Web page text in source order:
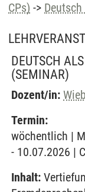
CPs) ->
DEUTSCH
(SEMINAR)
Dozent/in:
Termin:
wöchentlich |
- 10.07.2026 |
Inhalt: